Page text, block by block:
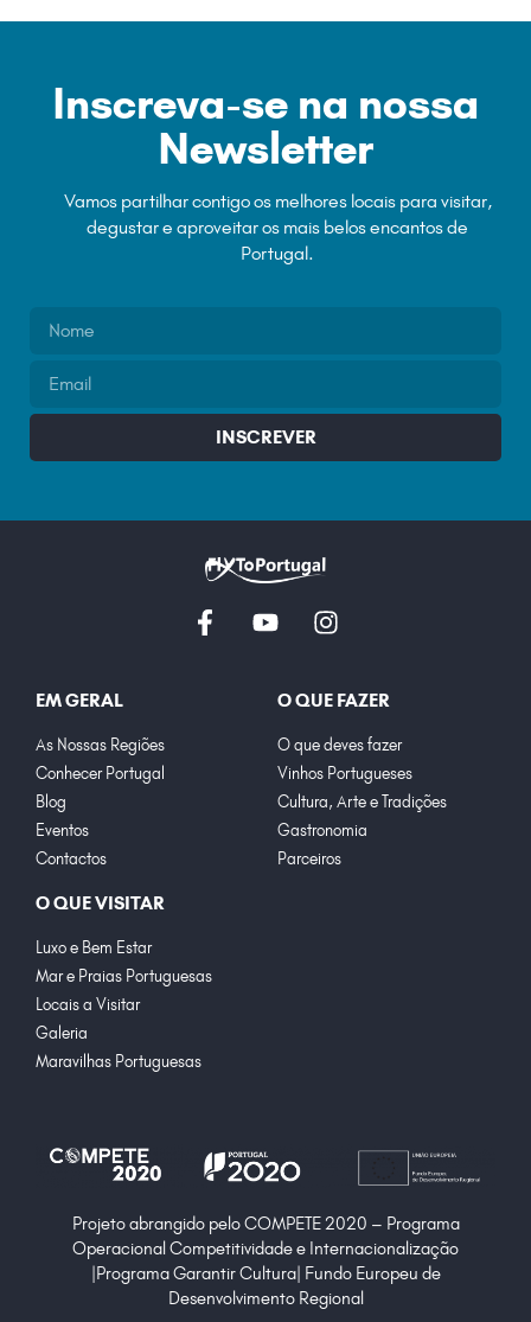
Inscreva-se na nossa
Newsletter
Vamos partilhar contigo os melhores locais para visitar,
degustar e aproveitar os mais belos encantos de
Portugal.
INSCREVER
EM GERAL
As Nossas Regiões
Conhecer Portugal
Blog
Eventos
Contactos
O QUE FAZER
O que deves fazer
Vinhos Portugueses
Cultura, Arte e Tradições
Gastronomia
Parceiros
O QUE VISITAR
Luxo e Bem Estar
Mar e Praias Portuguesas
Locais a Visitar
Galeria
Maravilhas Portuguesas
Projeto abrangido pelo COMPETE 2020 – Programa
Operacional Competitividade e Internacionalização
|Programa Garantir Cultura| Fundo Europeu de
Desenvolvimento Regional